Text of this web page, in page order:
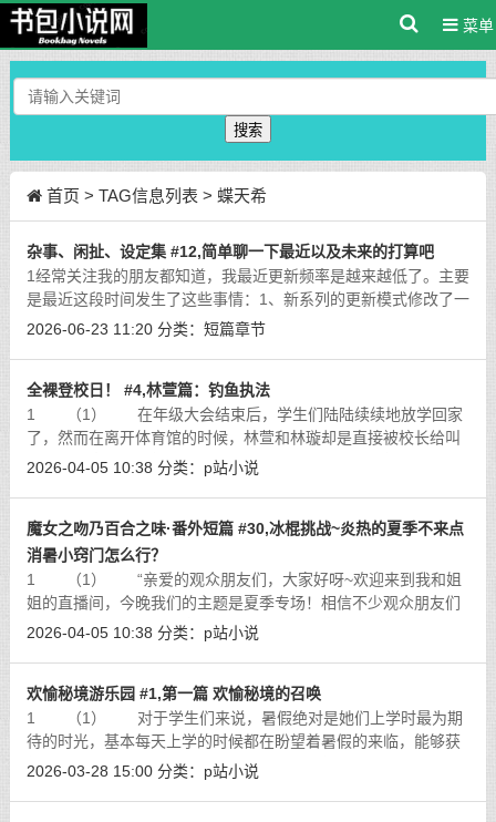
菜单
搜索
首页 > TAG信息列表 > 蝶天希
杂事、闲扯、设定集 #12,简单聊一下最近以及未来的打算吧
1经常关注我的朋友都知道，我最近更新频率是越来越低了。主要
是最近这段时间发生了这些事情：1、新系列的更新模式修改了一
下。最近在sf上开了新书《迷城幻梦》，妹吻世界观下、第四世
2026-06-23 11:20 分类： 短篇章节
全裸登校日！ #4,林萱篇：钓鱼执法
1 （1） 在年级大会结束后，学生们陆陆续续地放学回家
了，然而在离开体育馆的时候，林萱和林璇却是直接被校长给叫
到了办公室内，显然，在刚刚的惩罚结束后，校长依然还是有不
2026-04-05 10:38 分类： p站小说
魔女之吻乃百合之味·番外短篇 #30,冰棍挑战~炎热的夏季不来点
消暑小窍门怎么行？
1 （1） “亲爱的观众朋友们，大家好呀~欢迎来到我和姐
姐的直播间，今晚我们的主题是夏季专场！相信不少观众朋友们
都已经放暑假了吧？大家最近有什么想要分享的可以在直播间留
2026-04-05 10:38 分类： p站小说
欢愉秘境游乐园 #1,第一篇 欢愉秘境的召唤
1 （1） 对于学生们来说，暑假绝对是她们上学时最为期
待的时光，基本每天上学的时候都在盼望着暑假的来临，能够获
得两个月的自由时光，对于林萱姐妹来说自然也不例外，在学校
2026-03-28 15:00 分类： p站小说